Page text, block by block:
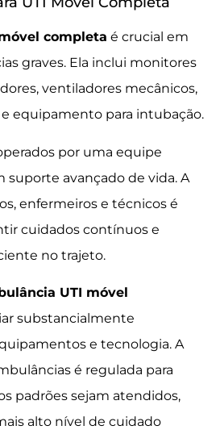
completa é crucial em
graves. Ela inclui monitores
ventiladores mecânicos,
equipamento para intubação.
por uma equipe
suporte avançado de vida. A
enfermeiros e técnicos é
cuidados contínuos e
no trajeto.
UTI móvel
substancialmente
e tecnologia. A
é regulada para
padrões sejam atendidos,
alto nível de cuidado